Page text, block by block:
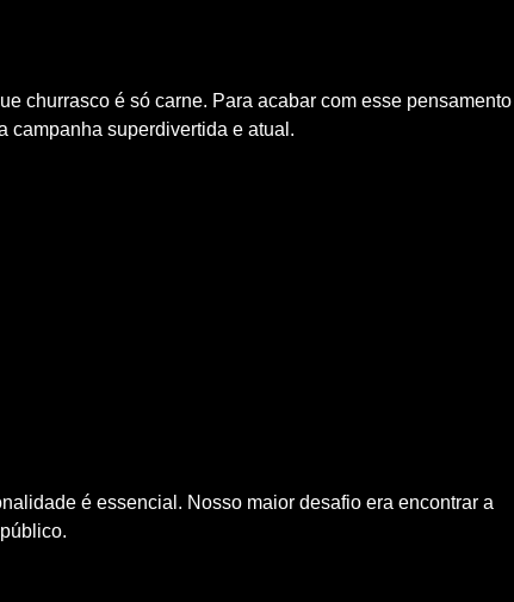
churrasco é só carne. Para acabar com esse pensamento
campanha superdivertida e atual.
é essencial. Nosso maior desafio era encontrar a